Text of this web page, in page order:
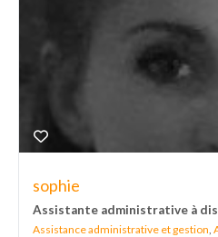
sophie
Assistante administrative à
Assistance administrative et gestion